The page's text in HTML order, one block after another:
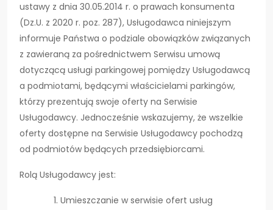
ustawy z dnia 30.05.2014 r. o prawach konsumenta
(Dz.U. z 2020 r. poz. 287), Usługodawca niniejszym
informuje Państwa o podziale obowiązków związanych
z zawieraną za pośrednictwem Serwisu umową
dotyczącą usługi parkingowej pomiędzy Usługodawcą
a podmiotami, będącymi właścicielami parkingów,
którzy prezentują swoje oferty na Serwisie
Usługodawcy. Jednocześnie wskazujemy, że wszelkie
oferty dostępne na Serwisie Usługodawcy pochodzą
od podmiotów będących przedsiębiorcami.
Rolą Usługodawcy jest:
Umieszczanie w serwisie ofert usług